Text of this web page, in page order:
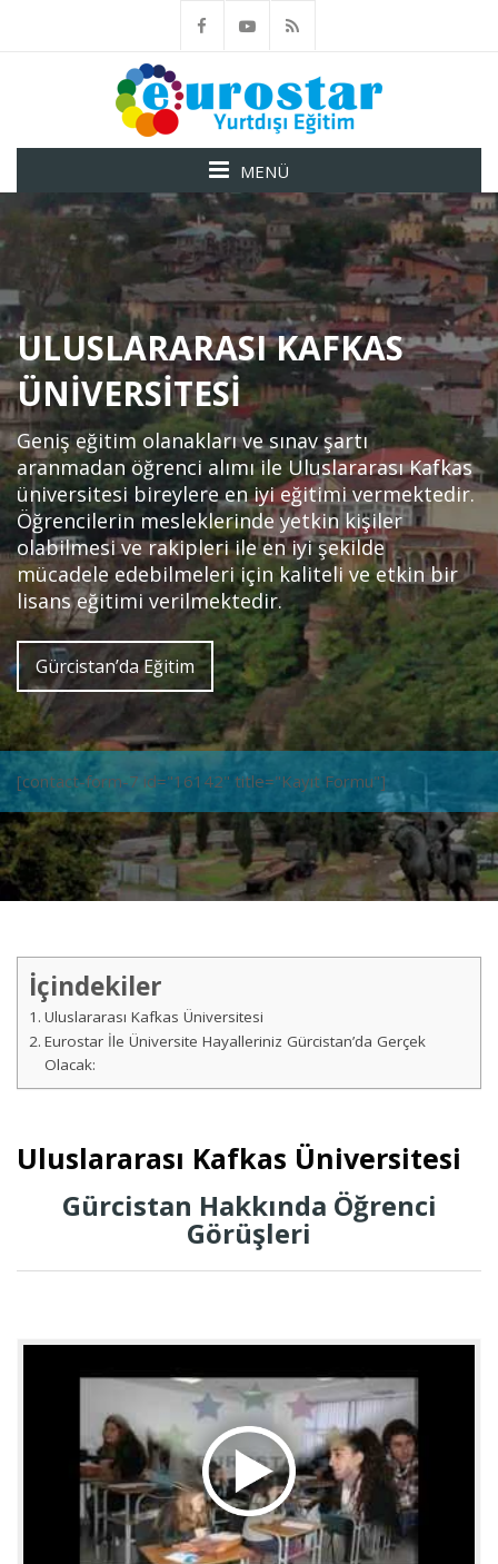
MENÜ
ULUSLARARASI KAFKAS
ÜNIVERSITESI
Geniş eğitim olanakları ve sınav şartı
aranmadan öğrenci alımı ile Uluslararası Kafkas
üniversitesi bireylere en iyi eğitimi vermektedir.
Öğrencilerin mesleklerinde yetkin kişiler
olabilmesi ve rakipleri ile en iyi şekilde
mücadele edebilmeleri için kaliteli ve etkin bir
lisans eğitimi verilmektedir.
Gürcistan’da Eğitim
[contact-form-7 id="16142" title="Kayıt Formu"]
İçindekiler
Uluslararası Kafkas Üniversitesi
Eurostar İle Üniversite Hayalleriniz Gürcistan’da Gerçek
Olacak:
Uluslararası Kafkas Üniversitesi
Gürcistan Hakkında Öğrenci
Görüşleri